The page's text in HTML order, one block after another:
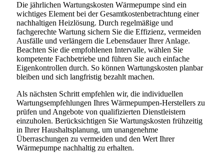
Die jährlichen Wartungskosten Wärmepumpe sind ein
wichtiges Element bei der Gesamtkostenbetrachtung einer
nachhaltigen Heizlösung. Durch regelmäßige und
fachgerechte Wartung sichern Sie die Effizienz, vermeiden
Ausfälle und verlängern die Lebensdauer Ihrer Anlage.
Beachten Sie die empfohlenen Intervalle, wählen Sie
kompetente Fachbetriebe und führen Sie auch einfache
Eigenkontrollen durch. So können Wartungskosten planbar
bleiben und sich langfristig bezahlt machen.
Als nächsten Schritt empfehlen wir, die individuellen
Wartungsempfehlungen Ihres Wärmepumpen-Herstellers zu
prüfen und Angebote von qualifizierten Dienstleistern
einzuholen. Berücksichtigen Sie Wartungskosten frühzeitig
in Ihrer Haushaltsplanung, um unangenehme
Überraschungen zu vermeiden und den Wert Ihrer
Wärmepumpe nachhaltig zu erhalten.